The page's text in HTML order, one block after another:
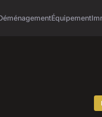
Équipement